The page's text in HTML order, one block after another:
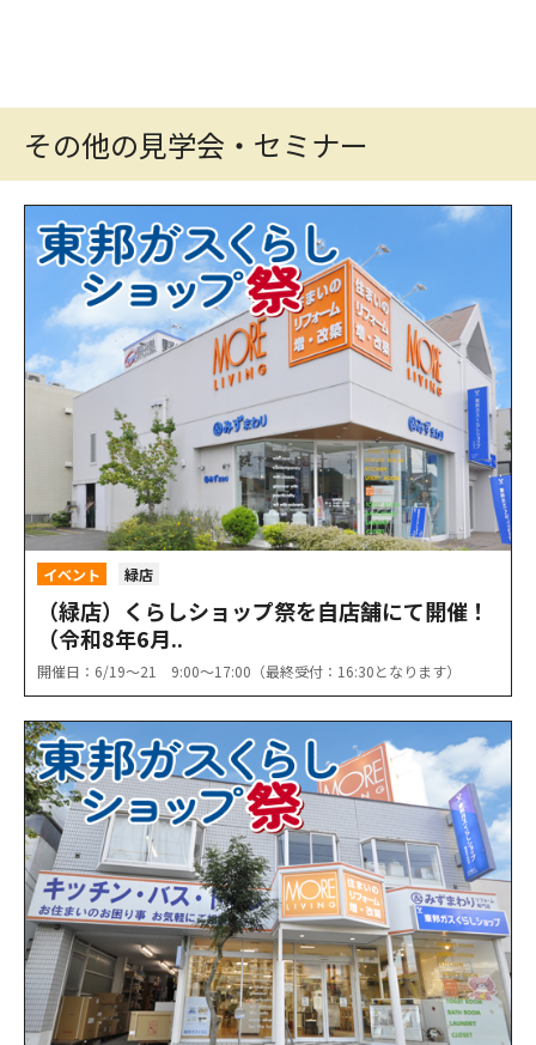
その他の見学会・セミナー
イベント 緑店
（緑店）くらしショップ祭を自店舗にて開催！
（令和8年6月..
開催日：6/19〜21 9:00〜17:00（最終受付：16:30となります）